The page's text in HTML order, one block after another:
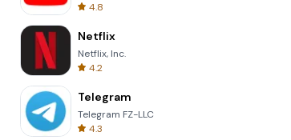
4.8
Netflix
Netflix, Inc.
4.2
Telegram
Telegram FZ-LLC
4.3